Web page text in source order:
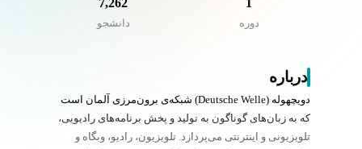
دوره دانشجو
درباره
دویچه‎وله (Deutsche Welle) شبکه‌ی برون‌مرزی آلمان است
که به زبان‌های گوناگون به تولید و پخش برنامه‌های رادیویی،
تلویزیونی و اینترنتی می‌پردازد. تلویزیون، رادیو، وبگاه و